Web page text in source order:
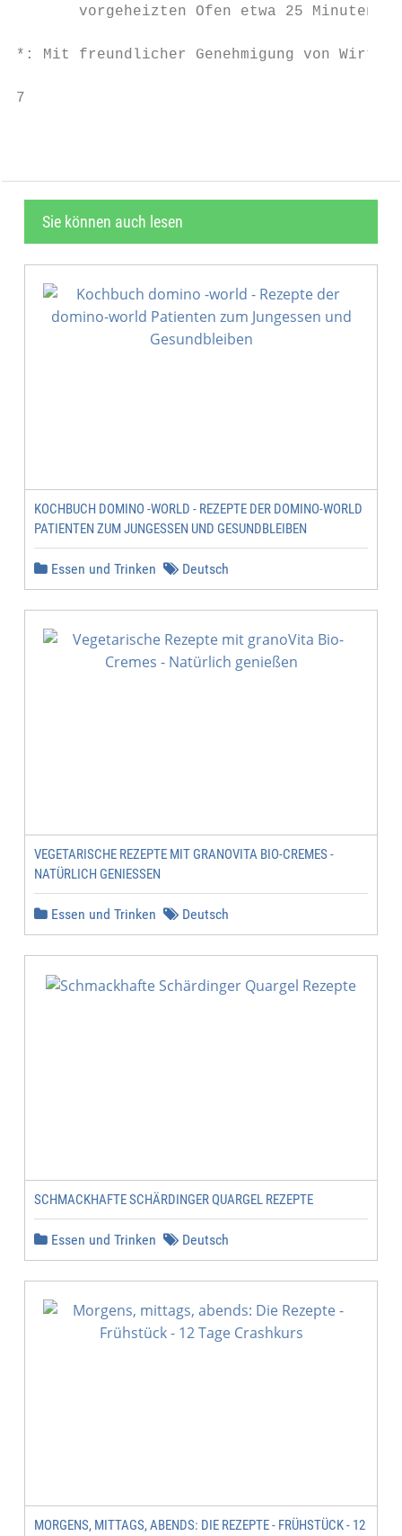
vorgeheizten Ofen etwa 25 Minuten
*: Mit freundlicher Genehmigung von Wirths
7
Sie können auch lesen
KOCHBUCH DOMINO -WORLD - REZEPTE DER DOMINO-WORLD
PATIENTEN ZUM JUNGESSEN UND GESUNDBLEIBEN
Essen und Trinken Deutsch
VEGETARISCHE REZEPTE MIT GRANOVITA BIO-CREMES -
NATÜRLICH GENIESSEN
Essen und Trinken Deutsch
SCHMACKHAFTE SCHÄRDINGER QUARGEL REZEPTE
Essen und Trinken Deutsch
MORGENS, MITTAGS, ABENDS: DIE REZEPTE - FRÜHSTÜCK - 12